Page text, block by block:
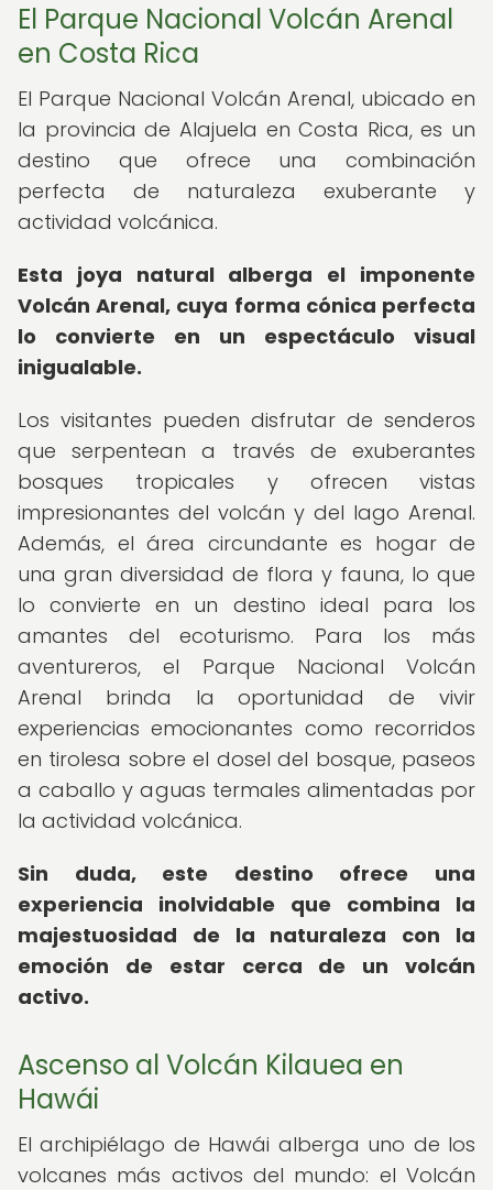
El Parque Nacional Volcán Arenal
en Costa Rica
El Parque Nacional Volcán Arenal, ubicado en
la provincia de Alajuela en Costa Rica, es un
destino que ofrece una combinación
perfecta de naturaleza exuberante y
actividad volcánica.
Esta joya natural alberga el imponente
Volcán Arenal, cuya forma cónica perfecta
lo convierte en un espectáculo visual
inigualable.
Los visitantes pueden disfrutar de senderos
que serpentean a través de exuberantes
bosques tropicales y ofrecen vistas
impresionantes del volcán y del lago Arenal.
Además, el área circundante es hogar de
una gran diversidad de flora y fauna, lo que
lo convierte en un destino ideal para los
amantes del ecoturismo. Para los más
aventureros, el Parque Nacional Volcán
Arenal brinda la oportunidad de vivir
experiencias emocionantes como recorridos
en tirolesa sobre el dosel del bosque, paseos
a caballo y aguas termales alimentadas por
la actividad volcánica.
Sin duda, este destino ofrece una
experiencia inolvidable que combina la
majestuosidad de la naturaleza con la
emoción de estar cerca de un volcán
activo.
Ascenso al Volcán Kilauea en
Hawái
El archipiélago de Hawái alberga uno de los
volcanes más activos del mundo: el Volcán